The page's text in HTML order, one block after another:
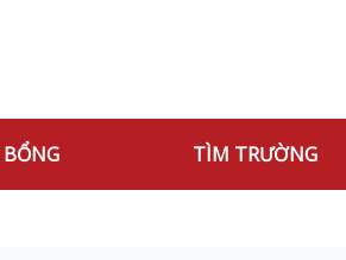
TÌM TRƯỜNG